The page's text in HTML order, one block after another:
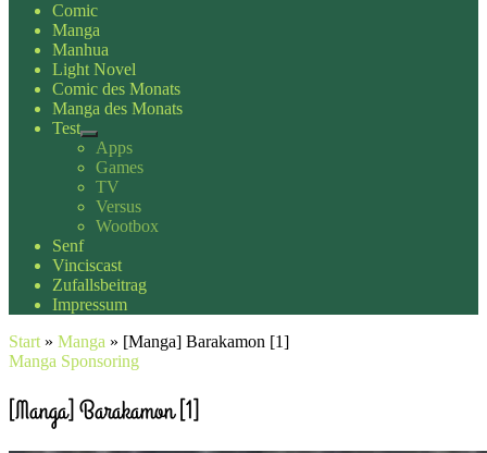
Comic
Manga
Manhua
Light Novel
Comic des Monats
Manga des Monats
Test
Apps
Games
TV
Versus
Wootbox
Senf
Vinciscast
Zufallsbeitrag
Impressum
Start » Manga » [Manga] Barakamon [1]
Manga Sponsoring
[Manga] Barakamon [1]